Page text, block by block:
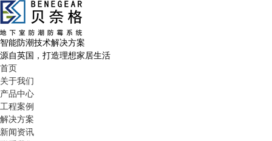
智能防潮技术解决方案
源自英国，打造理想家居生活
首页
关于我们
产品中心
工程案例
解决方案
新闻资讯